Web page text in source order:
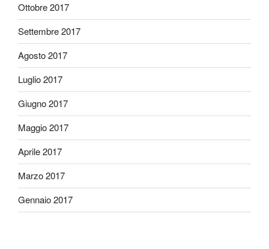
Ottobre 2017
Settembre 2017
Agosto 2017
Luglio 2017
Giugno 2017
Maggio 2017
Aprile 2017
Marzo 2017
Gennaio 2017